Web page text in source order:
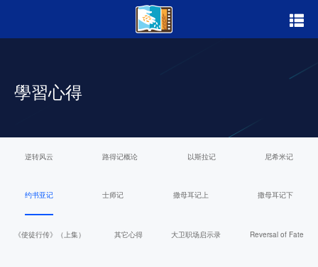
關於我們
學習心得
登入觀影
拍攝花絮
學習心得
逆转风云 路得记概论 以斯拉记 尼希米记
约书亚记 士师记 撒母耳记上 撒母耳记下
《使徒行传》（上集） 其它心得 大卫职场启示录 Reversal of Fate